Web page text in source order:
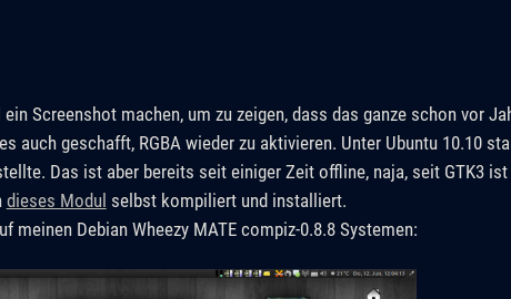
Screenshot machen, um zu zeigen, dass das ganze schon vor
auch geschafft, RGBA wieder zu aktivieren. Unter Ubuntu 10.10
Das ist aber bereits seit einiger Zeit offline, naja, seit GTK3 ist
dieses Modul selbst kompiliert und installiert.
meinen Debian Wheezy MATE compiz-0.8.8 Systemen: